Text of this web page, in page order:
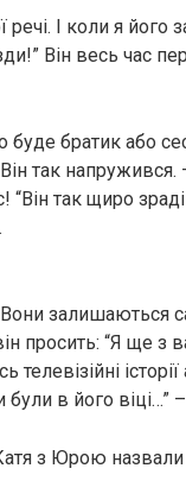
речі. І коли я
Він весь час
братик або
так
“Він так щиро
залишаються
просить: “Я ще
в його віці…”
з Юрою назвали